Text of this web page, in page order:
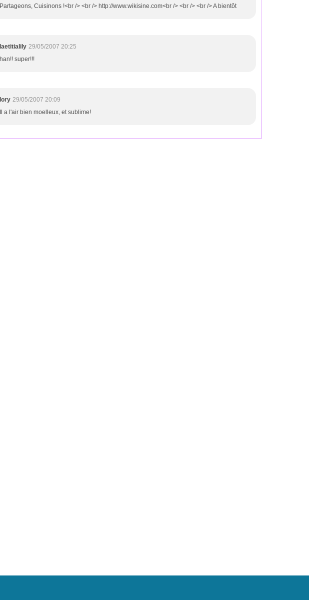
Partageons, Cuisinons !<br /> <br /> http://www.wikisine.com<br /> <br /> <br /> A bientôt
laetitialily 29/05/2007 20:25
han!! super!!!
lory 29/05/2007 20:09
Il a l'air bien moelleux, et sublime!